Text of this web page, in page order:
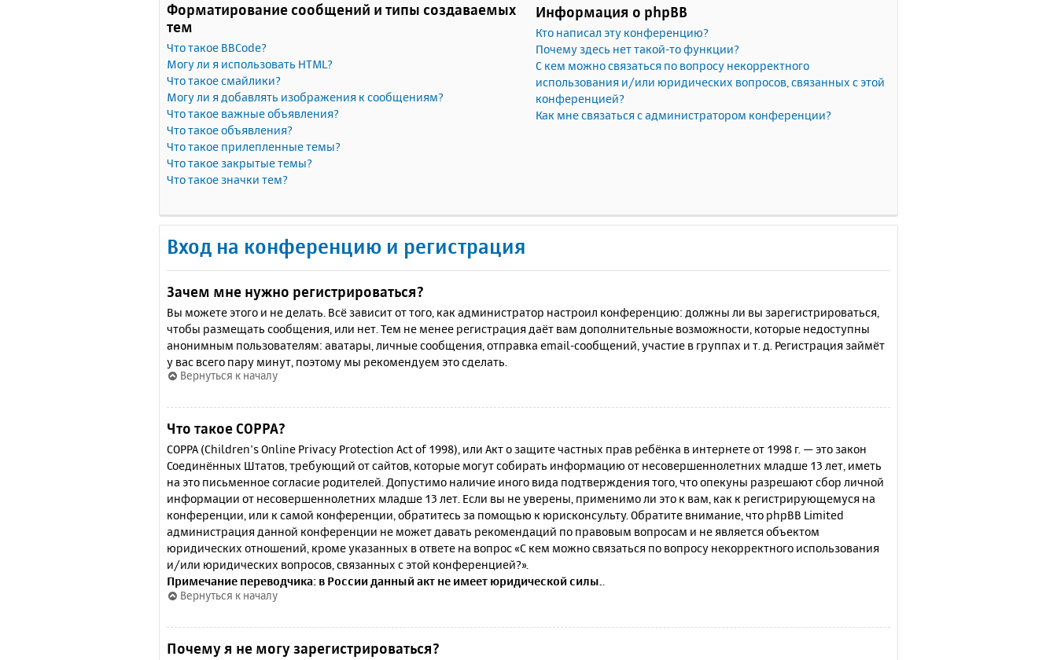
Форматирование сообщений и типы создаваемых
тем
Что такое BBCode?
Могу ли я использовать HTML?
Что такое смайлики?
Могу ли я добавлять изображения к сообщениям?
Что такое важные объявления?
Что такое объявления?
Что такое прилепленные темы?
Что такое закрытые темы?
Что такое значки тем?
Информация о phpBB
Кто написал эту конференцию?
Почему здесь нет такой-то функции?
С кем можно связаться по вопросу некорректного
использования и/или юридических вопросов, связанных с этой
конференцией?
Как мне связаться с администратором конференции?
Вход на конференцию и регистрация
Зачем мне нужно регистрироваться?
Вы можете этого и не делать. Всё зависит от того, как администратор настроил конференцию: должны ли вы зарегистрироваться,
чтобы размещать сообщения, или нет. Тем не менее регистрация даёт вам дополнительные возможности, которые недоступны
анонимным пользователям: аватары, личные сообщения, отправка email-сообщений, участие в группах и т. д. Регистрация займёт
у вас всего пару минут, поэтому мы рекомендуем это сделать.
Вернуться к началу
Что такое COPPA?
COPPA (Children’s Online Privacy Protection Act of 1998), или Акт о защите частных прав ребёнка в интернете от 1998 г. — это закон
Соединённых Штатов, требующий от сайтов, которые могут собирать информацию от несовершеннолетних младше 13 лет, иметь
на это письменное согласие родителей. Допустимо наличие иного вида подтверждения того, что опекуны разрешают сбор личной
информации от несовершеннолетних младше 13 лет. Если вы не уверены, применимо ли это к вам, как к регистрирующемуся на
конференции, или к самой конференции, обратитесь за помощью к юрисконсульту. Обратите внимание, что phpBB Limited
администрация данной конференции не может давать рекомендаций по правовым вопросам и не является объектом
юридических отношений, кроме указанных в ответе на вопрос «С кем можно связаться по вопросу некорректного использования
и/или юридических вопросов, связанных с этой конференцией?».
Примечание переводчика: в России данный акт не имеет юридической силы..
Вернуться к началу
Почему я не могу зарегистрироваться?